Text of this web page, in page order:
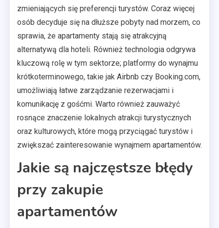
zmieniających się preferencji turystów. Coraz więcej
osób decyduje się na dłuższe pobyty nad morzem, co
sprawia, że apartamenty stają się atrakcyjną
alternatywą dla hoteli. Również technologia odgrywa
kluczową rolę w tym sektorze; platformy do wynajmu
krótkoterminowego, takie jak Airbnb czy Booking.com,
umożliwiają łatwe zarządzanie rezerwacjami i
komunikację z gośćmi. Warto również zauważyć
rosnące znaczenie lokalnych atrakcji turystycznych
oraz kulturowych, które mogą przyciągać turystów i
zwiększać zainteresowanie wynajmem apartamentów.
Jakie są najczęstsze błędy
przy zakupie
apartamentów